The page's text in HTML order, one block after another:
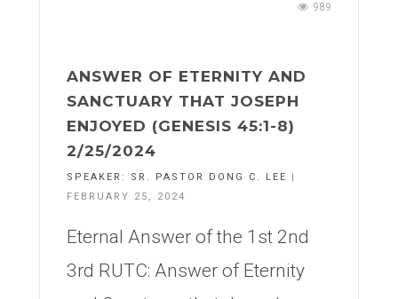
989
ANSWER OF ETERNITY AND
SANCTUARY THAT JOSEPH
ENJOYED (GENESIS 45:1-8)
2/25/2024
SPEAKER: SR. PASTOR DONG C. LEE
|
FEBRUARY 25, 2024
Eternal Answer of the 1st 2nd
3rd RUTC: Answer of Eternity